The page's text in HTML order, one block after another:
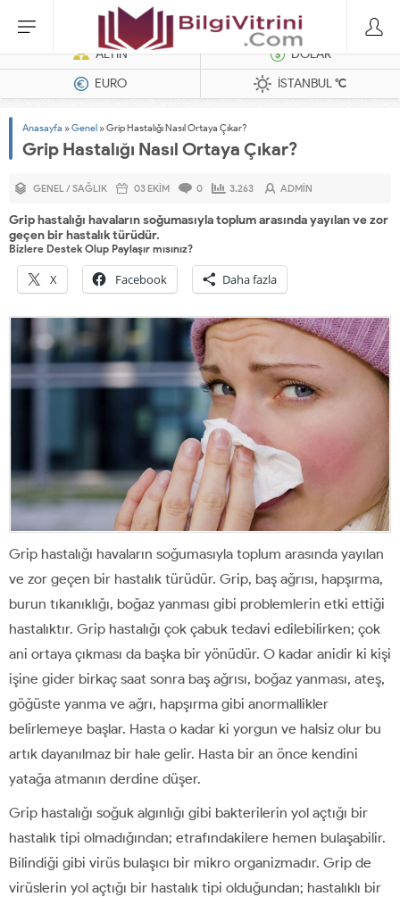
Dizel Jeneratörler
ALTIN
DOLAR
EURO
İSTANBUL°C
Anasayfa »Genel »Grip Hastalığı Nasıl Ortaya Çıkar?
Grip Hastalığı Nasıl Ortaya Çıkar?
GENEL/SAĞLIK 03 EKIM 0 3.263 ADMIN
Grip hastalığı havaların soğumasıyla toplum arasında yayılan ve zor
geçen bir hastalık türüdür.
Bizlere Destek Olup Paylaşır mısınız?
X Facebook Daha fazla
Grip hastalığı havaların soğumasıyla toplum arasında yayılan
ve zor geçen bir hastalık türüdür. Grip, baş ağrısı, hapşırma,
burun tıkanıklığı, boğaz yanması gibi problemlerin etki ettiği
hastalıktır. Grip hastalığı çok çabuk tedavi edilebilirken; çok
ani ortaya çıkması da başka bir yönüdür. O kadar anidir ki kişi
işine gider birkaç saat sonra baş ağrısı, boğaz yanması, ateş,
göğüste yanma ve ağrı, hapşırma gibi anormallikler
belirlemeye başlar. Hasta o kadar ki yorgun ve halsiz olur bu
artık dayanılmaz bir hale gelir. Hasta bir an önce kendini
yatağa atmanın derdine düşer.
Grip hastalığı soğuk algınlığı gibi bakterilerin yol açtığı bir
hastalık tipi olmadığından; etrafındakilere hemen bulaşabilir.
Bilindiği gibi virüs bulaşıcı bir mikro organizmadır. Grip de
virüslerin yol açtığı bir hastalık tipi olduğundan; hastalıklı bir